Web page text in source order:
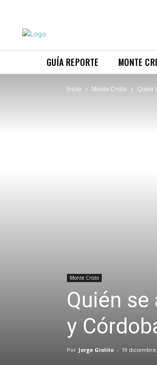
GUÍA REPORTE MONTE
Inicio Monte Cristo Quién
Monte Cristo
Quién
y
Por Jorge Giolito - 19